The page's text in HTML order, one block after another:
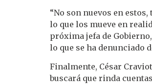
“No son nuevos en
lo que los mueve en
próxima jefa de
lo que se ha denunciado
Finalmente, César
buscará que rinda